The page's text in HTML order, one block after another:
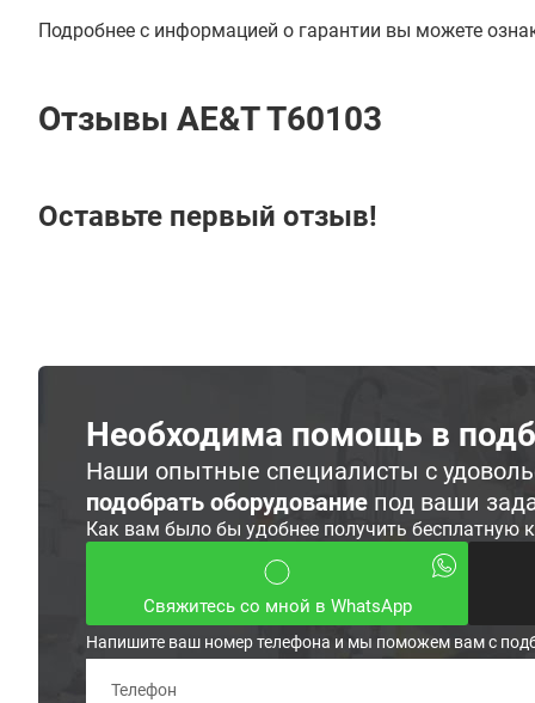
Подробнее с информацией о гарантии вы можете
Отзывы AE&T T60103
Оставьте первый отзыв!
Необходима помощь в
Наши опытные специалисты с
подобрать оборудование под ваши
Как вам было бы удобнее получить бесплатную
Свяжитесь со мной в WhatsApp
Напишите ваш номер телефона и мы поможем вам с